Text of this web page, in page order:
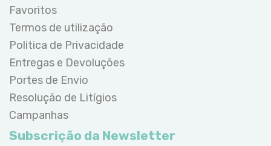
Favoritos
Termos de utilização
Politica de Privacidade
Entregas e Devoluções
Portes de Envio
Resolução de Litígios
Campanhas
Subscrição da Newsletter